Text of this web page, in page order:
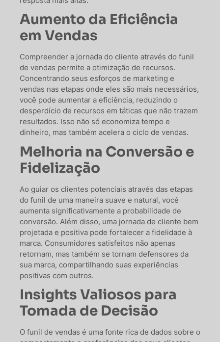
Aumento da Eficiência
em Vendas
Compreender a jornada do cliente através do funil
de vendas permite a otimização de recursos.
Concentrando seus esforços de marketing e
vendas nas etapas onde eles são mais necessários,
você pode aumentar a eficiência, reduzindo o
desperdício de recursos em táticas que não trazem
resultados. Isso não só economiza tempo e
dinheiro, mas também acelera o ciclo de vendas.
Melhoria na Conversão e
Fidelização
Ao guiar os clientes potenciais através das etapas
do funil de uma maneira suave e natural, você
aumenta significativamente a probabilidade de
conversão. Além disso, uma jornada de cliente bem
projetada e positiva pode fortalecer a fidelidade à
marca. Consumidores satisfeitos não apenas
retornam, mas também se tornam defensores da
sua marca, compartilhando suas experiências
positivas com outros.
Insights Valiosos para
Tomada de Decisão
O funil de vendas é uma fonte rica de dados sobre o